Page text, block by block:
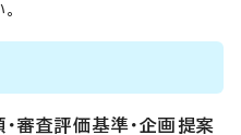
審査評価基準・企画提案